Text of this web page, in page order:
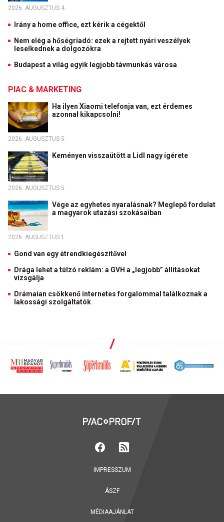
2026. AUGUSZTUS 4.
Irány a home office, ezt kérik a cégektől
Nem elég a hőségriadó: ezek a rejtett nyári veszélyek
leselkednek a dolgozókra
Budapest a világ egyik legjobb távmunkás városa
PIAC & MARKETING
Ha ilyen Xiaomi telefonja van, ezt érdemes
azonnal kikapcsolni!
2026. AUGUSZTUS 5.
Keményen visszaütött a Lidl nagy ígérete
2026. AUGUSZTUS 5.
Vége az egyhetes nyaralásnak? Meglepő fordulat
a magyarok utazási szokásaiban
2026. AUGUSZTUS 1.
Gond van egy étrendkiegészítővel
Drága lehet a túlzó reklám: a GVH a „legjobb” állításokat
vizsgálja
Drámaian csökkenő internetes forgalommal találkoznak a
lakossági szolgáltatók
IMPRESSZUM
ÁSZF
MÉDIAAJÁNLAT